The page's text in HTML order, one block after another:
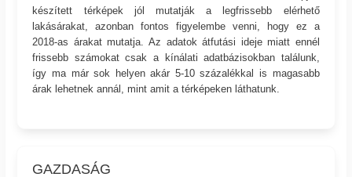
készített térképek jól mutatják a legfrissebb elérhető
lakásárakat, azonban fontos figyelembe venni, hogy ez a
2018-as árakat mutatja. Az adatok átfutási ideje miatt ennél
frissebb számokat csak a kínálati adatbázisokban találunk,
így ma már sok helyen akár 5-10 százalékkal is magasabb
árak lehetnek annál, mint amit a térképeken láthatunk.
GAZDASÁG